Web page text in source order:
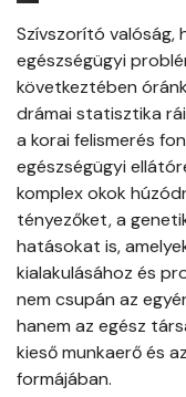
Szívszorító valóság,
egészségügyi
következtében
drámai statisztika
a korai felismerés
egészségügyi
komplex okok
tényezőket, a
hatásokat is,
kialakulásához és
nem csupán az
hanem az egész
kieső munkaerő és
formájában.